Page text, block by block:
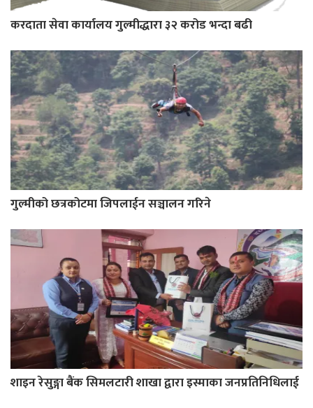
करदाता सेवा कार्यालय गुल्मीद्धारा ३२ करोड भन्दा बढी
गुल्मीको छत्रकोटमा जिपलाईन सञ्चालन गरिने
शाइन रेसुङ्गा बैंक सिमलटारी शाखा द्वारा इस्माका जनप्रतिनिधिलाई